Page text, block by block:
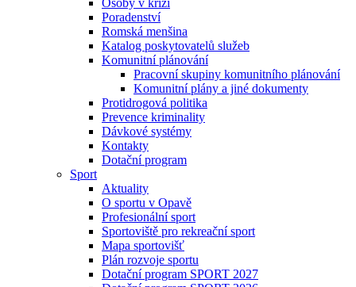
Osoby v krizi
Poradenství
Romská menšina
Katalog poskytovatelů služeb
Komunitní plánování
Pracovní skupiny komunitního plánování
Komunitní plány a jiné dokumenty
Protidrogová politika
Prevence kriminality
Dávkové systémy
Kontakty
Dotační program
Sport
Aktuality
O sportu v Opavě
Profesionální sport
Sportoviště pro rekreační sport
Mapa sportovišť
Plán rozvoje sportu
Dotační program SPORT 2027